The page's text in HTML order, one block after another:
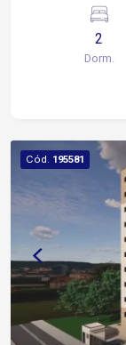
Garagem
pequeno ou médio porte
2
2
Dorm.
Cód. 195581